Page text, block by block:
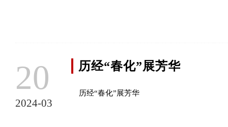
20
2024-03
历经“春化”展芳华
历经“春化”展芳华